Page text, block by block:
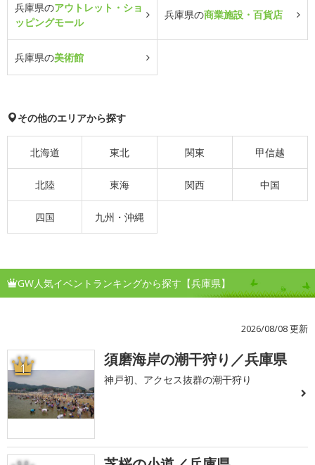
兵庫県のアウトレット・ショ
ッピングモール
兵庫県の商業施設・百貨店
兵庫県の美術館
その他のエリアから探す
北海道 東北 関東 甲信越
北陸 東海 関西 中国
四国 九州・沖縄
GW人気イベントランキングから探す【兵庫県】
2026/08/08 更新
1 須磨海岸の潮干狩り／兵庫県
神戸初、アクセス抜群の潮干狩り